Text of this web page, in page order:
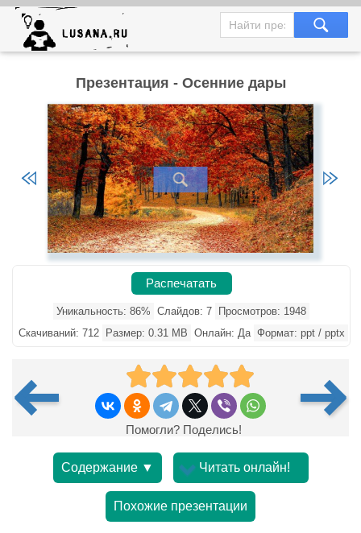
Презентация - Осенние дары
Распечатать
Уникальность: 86% Слайдов: 7
Просмотров: 1948
Скачиваний: 712
Размер: 0.31 MB Онлайн: Да Формат: ppt / pptx
Помогли? Поделись!
Содержание ▼ Читать онлайн!
Похожие презентации